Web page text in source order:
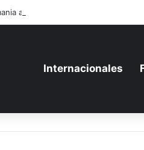
aumenta su gasto militar y
Internacionales